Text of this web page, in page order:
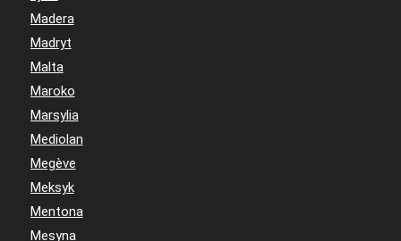
Madera
Madryt
Malta
Maroko
Marsylia
Mediolan
Megève
Meksyk
Mentona
Mesyna